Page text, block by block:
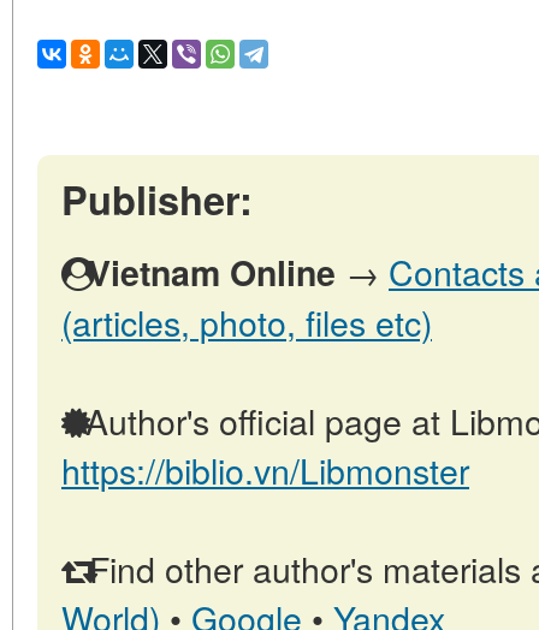
Publisher:
Vietnam Online → Contacts
(articles, photo, files etc)
Author's official page at
https://biblio.vn/Libmonster
Find other author's materials
World) • Google • Yandex